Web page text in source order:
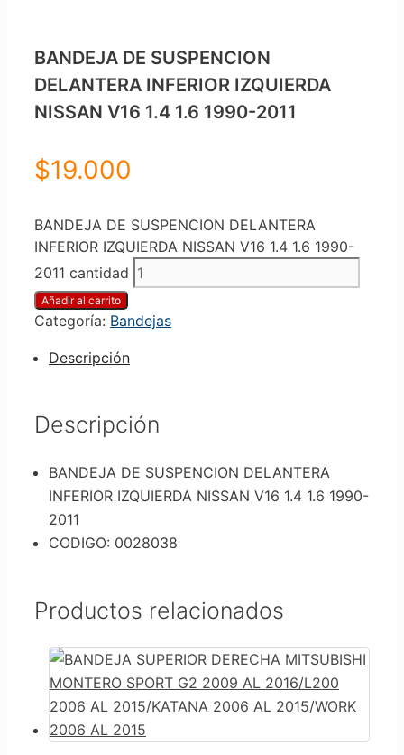
BANDEJA DE SUSPENCION
DELANTERA INFERIOR IZQUIERDA
NISSAN V16 1.4 1.6 1990-2011
$19.000
BANDEJA DE SUSPENCION DELANTERA
INFERIOR IZQUIERDA NISSAN V16 1.4 1.6 1990-
2011 cantidad
Añadir al carrito
Categoría: Bandejas
Descripción
Descripción
BANDEJA DE SUSPENCION DELANTERA
INFERIOR IZQUIERDA NISSAN V16 1.4 1.6 1990-
2011
CODIGO: 0028038
Productos relacionados